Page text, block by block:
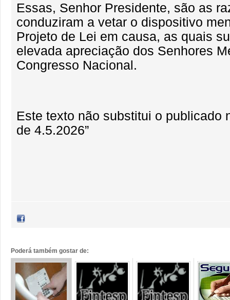
Essas, Senhor Presidente, são as
conduziram a vetar o dispositivo
Projeto de Lei em causa, as quais
elevada apreciação dos Senhores
Congresso Nacional.
Este texto não substitui o publicado
de 4.5.2026”
Poderá também gostar de: